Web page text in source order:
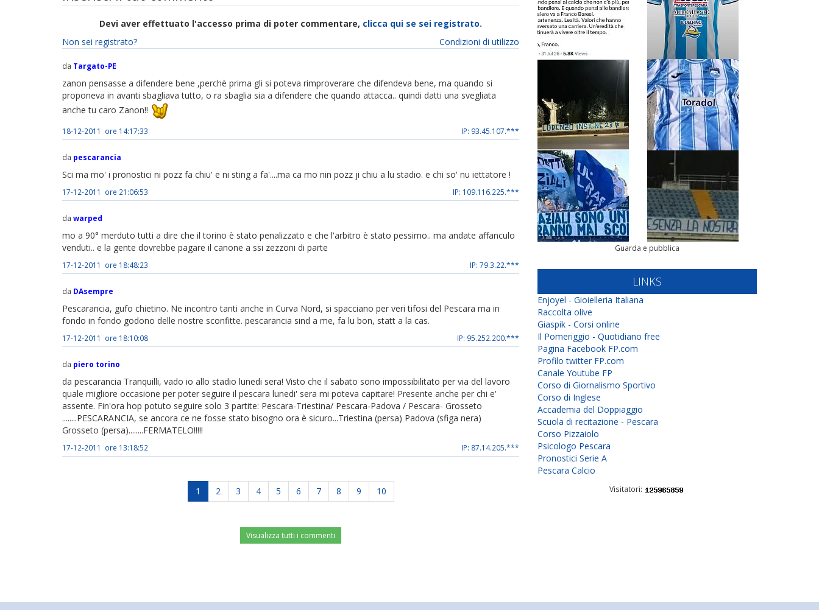
Devi aver effettuato l'accesso prima di poter commentare, clicca qui se sei registrato.
Condizioni di utilizzo
Non sei registrato?
da Targato-PE
zanon pensasse a difendere bene ,perchè prima gli si poteva rimproverare che difendeva bene, ma quando si
proponeva in avanti sbagliava tutto, o ra sbaglia sia a difendere che quando attacca.. quindi datti una svegliata
anche tu caro Zanon!!
18-12-2011 ore 14:17:33 IP: 93.45.107.***
da pescarancia
Sci ma mo' i pronostici ni pozz fa chiu' e ni sting a fa'....ma ca mo nin pozz ji chiu a lu stadio. e chi so' nu iettatore !
17-12-2011 ore 21:06:53 IP: 109.116.225.***
da warped
mo a 90° merduto tutti a dire che il torino è stato penalizzato e che l'arbitro è stato pessimo.. ma andate affanculo
venduti.. e la gente dovrebbe pagare il canone a ssi zezzoni di parte
17-12-2011 ore 18:48:23 IP: 79.3.22.***
da DAsempre
Pescarancia, gufo chietino. Ne incontro tanti anche in Curva Nord, si spacciano per veri tifosi del Pescara ma in
fondo in fondo godono delle nostre sconfitte. pescarancia sind a me, fa lu bon, statt a la cas.
17-12-2011 ore 18:10:08 IP: 95.252.200.***
da piero torino
da pescarancia Tranquilli, vado io allo stadio lunedi sera! Visto che il sabato sono impossibilitato per via del lavoro
quale migliore occasione per poter seguire il pescara lunedi' sera mi poteva capitare! Presente anche per chi e'
assente. Fin'ora hop potuto seguire solo 3 partite: Pescara-Triestina/ Pescara-Padova / Pescara- Grosseto
........PESCARANCIA, se ancora ce ne fosse stato bisogno ora è sicuro...Triestina (persa) Padova (sfiga nera)
Grosseto (persa)........FERMATELO!!!!!
17-12-2011 ore 13:18:52 IP: 87.14.205.***
1 2 3 4 5 6 7 8 9 10
Visualizza tutti i commenti
Guarda e pubblica
LINKS
Enjoyel - Gioielleria Italiana
Raccolta olive
Giaspik - Corsi online
Il Pomeriggio - Quotidiano free
Pagina Facebook FP.com
Profilo twitter FP.com
Canale Youtube FP
Corso di Giornalismo Sportivo
Corso di Inglese
Accademia del Doppiaggio
Scuola di recitazione - Pescara
Corso Pizzaiolo
Psicologo Pescara
Pronostici Serie A
Pescara Calcio
Visitatori: